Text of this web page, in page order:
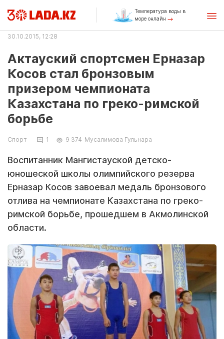
Температура воды в
море онлайн
30.10.2015, 12:28
Актауский спортсмен Ерназар
Косов стал бронзовым
призером чемпионата
Казахстана по греко-римской
борьбе
Спорт 1 9 374 Мусалимова Гульнара
Воспитанник Мангистауской детско-
юношеской школы олимпийского резерва
Ерназар Косов завоевал медаль бронзового
отлива на чемпионате Казахстана по греко-
римской борьбе, прошедшем в Акмолинской
области.